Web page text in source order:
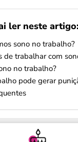
ler neste artigo:
sono no trabalho?
de trabalhar com
no trabalho?
pode gerar